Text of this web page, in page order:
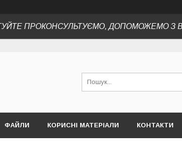
ПРОКОНСУЛЬТУЄМО, ДОПОМОЖЕМО З
ФАЙЛИ КОРИСНІ МАТЕРІАЛИ КОНТАКТИ